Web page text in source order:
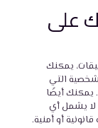
على
يمكنك
التي
يمكنك أيضًا
يشمل أي
أو أمنية.